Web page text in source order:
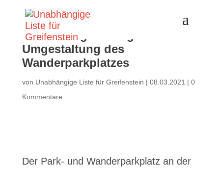
ULfG drängte erfolgreich auf
Umgestaltung des
Wanderparkplatzes
von Unabhängige Liste für Greifenstein | 08.03.2021 | 0
Kommentare
Der Park- und Wanderparkplatz an der